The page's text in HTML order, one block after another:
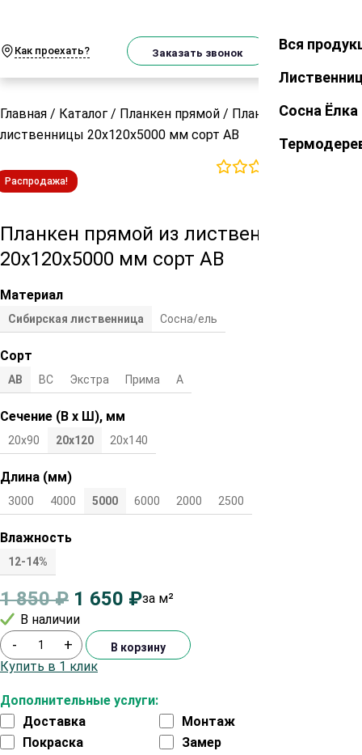
Как проехать? Заказать звонок Закрыть
Вся
Сосна Ёлка
Главная / Каталог / Планкен прямой / Планкен прямой из
лиственницы 20х120х5000 мм сорт АВ
Распродажа!
Планкен прямой из лиственницы
20х120х5000 мм сорт АВ
Материал
Сибирская лиственница Сосна/ель
Сорт
АВ ВС Экстра Прима А
Сечение (В х Ш), мм
20х90 20х120 20х140
Длина (мм)
3000 4000 5000 6000 2000 2500
Влажность
12-14%
1 850₽ 1 650 ₽за м²
В наличии
Дополнительные услуги:
Доставка
Монтаж
Покраска
Замер
- + В корзину
Купить в 1 клик